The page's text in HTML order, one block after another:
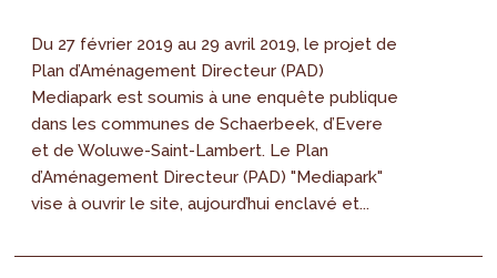
Du 27 février 2019 au 29 avril 2019, le projet de
Plan d’Aménagement Directeur (PAD)
Mediapark est soumis à une enquête publique
dans les communes de Schaerbeek, d’Evere
et de Woluwe-Saint-Lambert. Le Plan
d’Aménagement Directeur (PAD) "Mediapark"
vise à ouvrir le site, aujourd’hui enclavé et...